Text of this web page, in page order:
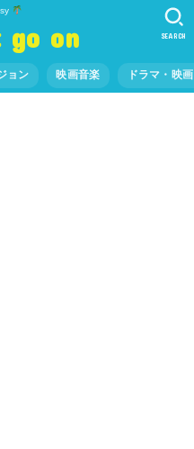
go on
ョン 映画音楽 ドラマ・映
SEARCH